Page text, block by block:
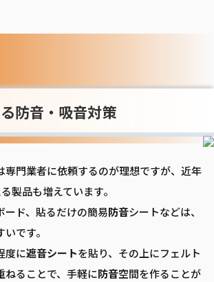
防音・吸音対策
専門業者に依頼するのが理想ですが、近年
製品も増えています。
ード、貼るだけの簡易防音シートなどは、
です。
度に遮音シートを貼り、その上にフェルト
ねることで、手軽に防音空間を作ることが